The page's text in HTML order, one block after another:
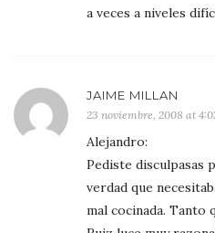
a veces a niveles
JAIME MILLAN
23 noviembre, 2008 at
Alejandro:
Pediste disculpasas
verdad que
mal cocinada. Tanto